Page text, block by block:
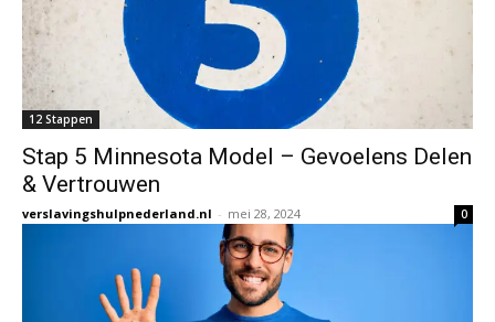
12 Stappen
Stap 5 Minnesota Model – Gevoelens Delen
& Vertrouwen
verslavingshulpnederland.nl - mei 28, 2024 0